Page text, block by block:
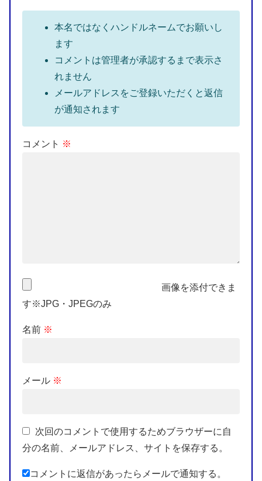
本名ではなくハンドルネームでお願いし
ます
コメントは管理者が承認するまで表示さ
れません
メールアドレスをご登録いただくと返信
が通知されます
コメント ※
画像を添付できま
す※JPG・JPEGのみ
名前 ※
メール ※
次回のコメントで使用するためブラウザーに自
分の名前、メールアドレス、サイトを保存する。
コメントに返信があったらメールで通知する。